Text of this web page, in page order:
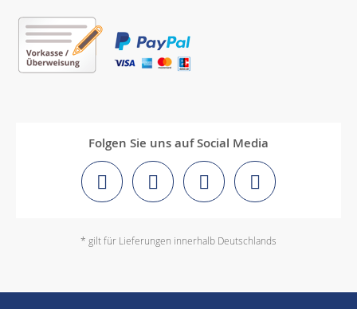
Folgen Sie uns auf Social Media
* gilt für Lieferungen innerhalb Deutschlands